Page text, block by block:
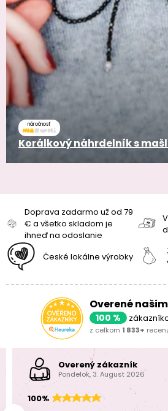
náročnosť
Korálkový náhrdelník s
Doprava zadarmo už od 79
€ a všetko skladom je
ihneď na odoslanie
České lokálne výrobky
Overené
100 %
z celkom 1 833+
Overený zákazník
Pondelok, 3. August 2026
100%